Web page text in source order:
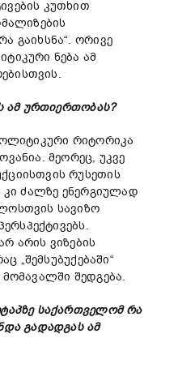
კუთხით
გაიხსნა“. ორივე
ნება ამ
ამ ურთიერთობას?
რიტორიკა
მეორეც, უკვე
რუსეთის
კი ძალზე ენერგიულად
სავიზო
არის ვიზების
„შემსუბუქებაში“
შედგება.
საქართველომ რა
გადადგას ამ